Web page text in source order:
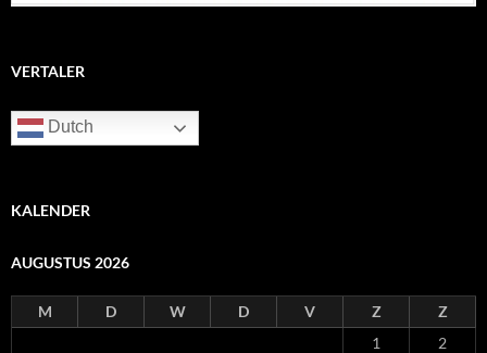
VERTALER
Dutch
KALENDER
AUGUSTUS 2026
M D W D V Z
Z
1
2